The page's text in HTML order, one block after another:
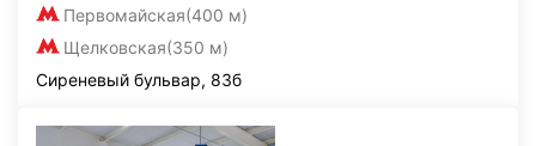
Первомайская(400 м)
Щелковская(350 м)
Сиреневый бульвар, 83б